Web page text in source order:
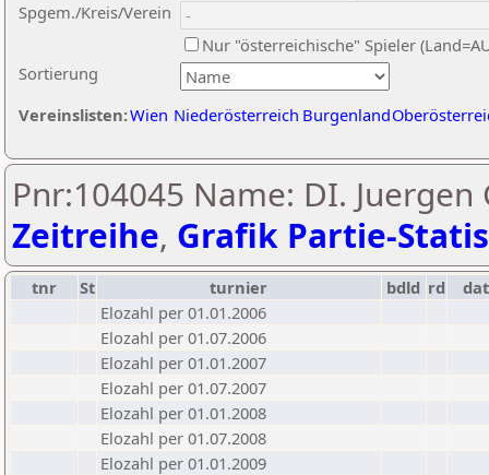
Sortierung
Spgem./Kreis/Verein
Nur "österreichische" Spieler
Vereinslisten:Wien Niederösterreich Burgenland
Pnr:104045 Name: DI. Juergen
Zeitreihe, Grafik Partie-
tnr St turnier bdld rd
Elozahl per 01.01.2006
Elozahl per 01.07.2006
Elozahl per 01.01.2007
Elozahl per 01.07.2007
Elozahl per 01.01.2008
Elozahl per 01.07.2008
Elozahl per 01.01.2009